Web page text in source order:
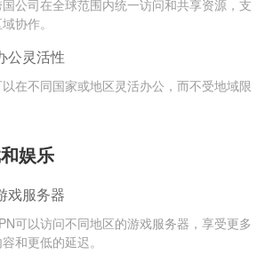
国公司在全球范围内统一访问和共享资源，支
协作。
公灵活性
以在不同国家或地区灵活办公，而不受地域限
娱乐
戏服务器
可以访问不同地区的游戏服务器，享受更多
和更低的延迟。